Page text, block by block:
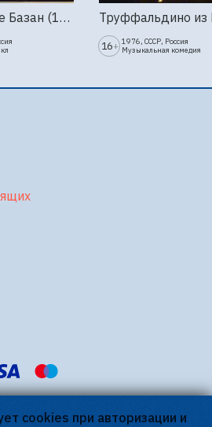
Дон Сезар де Базан (1989г., Ленфильм, 2 серии)
16+ 1976, СССР, Россия
Музыкальная комедия
cookies при авторизации и